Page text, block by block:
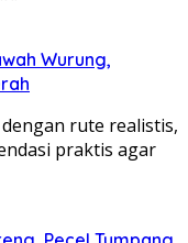
Wurung,
rute realistis,
praktis agar